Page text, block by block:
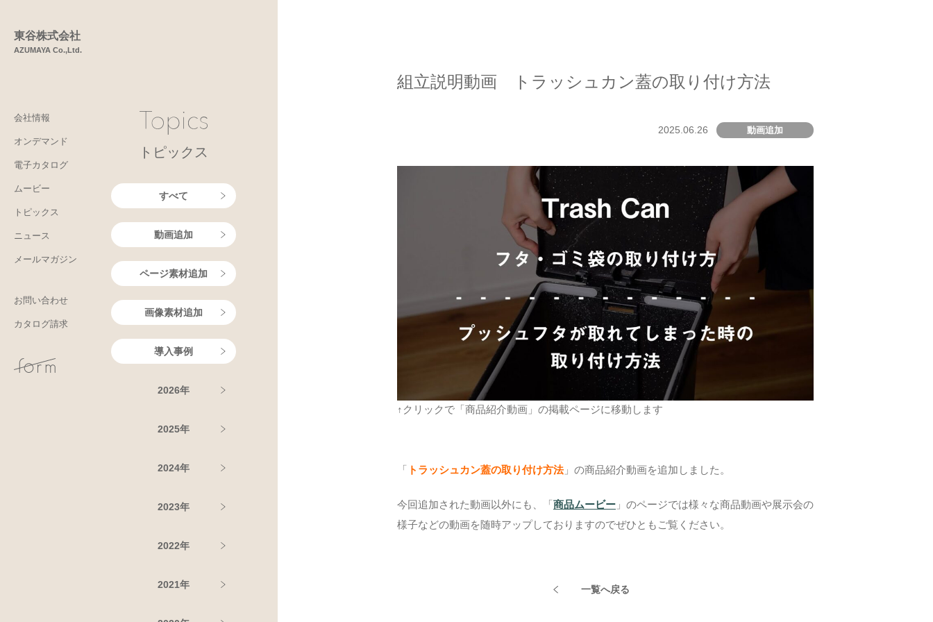
東谷株式会社
AZUMAYA Co.,Ltd.
会社情報
オンデマンド
電子カタログ
ムービー
トピックス
ニュース
メールマガジン
お問い合わせ
カタログ請求
トピックス
すべて
動画追加
ページ素材追加
画像素材追加
導入事例
2026年
2025年
2024年
2023年
2022年
2021年
組立説明動画 トラッシュカン蓋の取り付け方法
2025.06.26 動画追加
↑クリックで「商品紹介動画」の掲載ページに移動します
「 トラッシュカン蓋の取り付け方法」の商品紹介動画を追加しました。
今回追加された動画以外にも、「 商品ムービー 」のページでは様々な商品動画や展示会の
様子などの動画を随時アップしておりますのでぜひともご覧ください。
一覧へ戻る